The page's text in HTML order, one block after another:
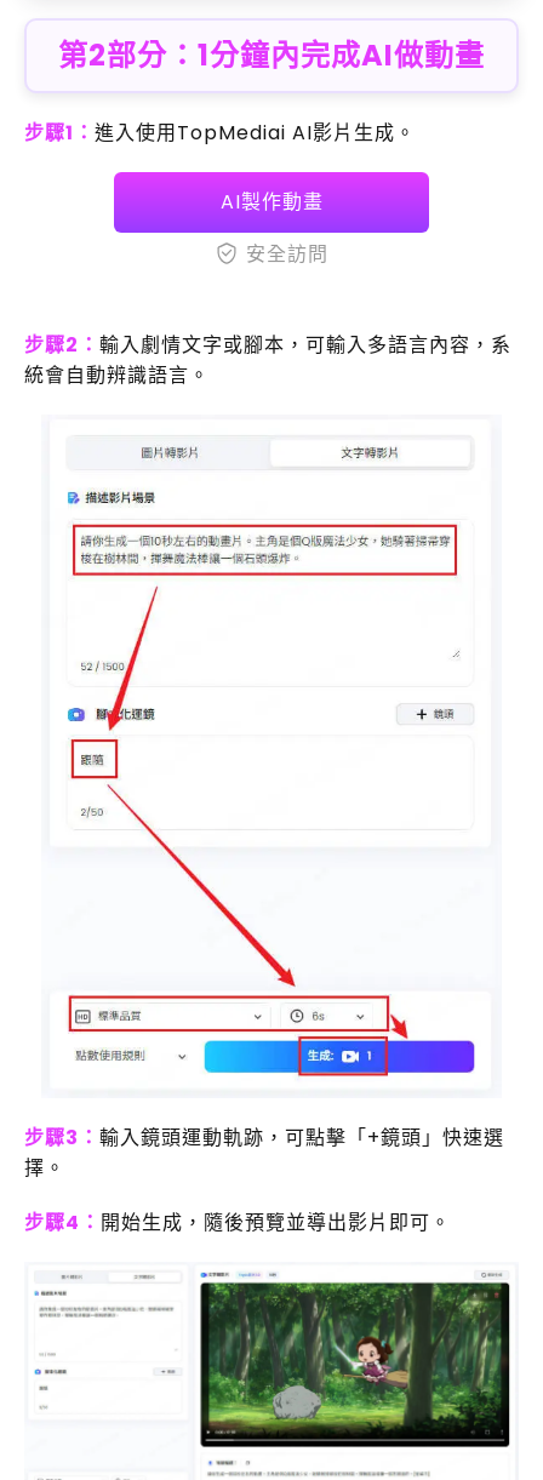
第2部分：1分鐘內完成AI做動畫
步驟1： 進入使用TopMediai AI影片生成。
AI製作動畫
安全訪問
步驟2： 輸入劇情文字或腳本，可輸入多語言內容，系
統會自動辨識語言。
步驟3： 輸入鏡頭運動軌跡，可點擊「+鏡頭」快速選
擇。
步驟4： 開始生成，隨後預覽並導出影片即可。